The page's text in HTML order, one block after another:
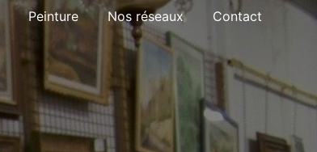
Peinture Nos réseaux Contact